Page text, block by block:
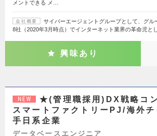
メントできる メ…
会社概要
サイバーエージェントグループとして、グル
8社（2020年3月時点）でインターネット業界の革命児と
興味あり
NEW
★(管理職採用)DX戦略コ
スマートファクトリーPJ/海外チ
手日系企業
データベースエンジニア